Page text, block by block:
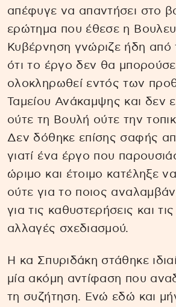
απέφυγε να απαντήσει στο
ερώτημα που έθεσε η
Κυβέρνηση γνώριζε ήδη από
ότι το έργο δεν θα
ολοκληρωθεί εντός των
Ταμείου Ανάκαμψης και δεν
ούτε τη Βουλή ούτε την
Δεν δόθηκε επίσης σαφής
γιατί ένα έργο που
ώριμο και έτοιμο κατέληξε
ούτε για το ποιος
για τις καθυστερήσεις και
αλλαγές σχεδιασμού.
Η κα Σπυριδάκη στάθηκε
μία ακόμη αντίφαση που
τη συζήτηση. Ενώ εδώ και